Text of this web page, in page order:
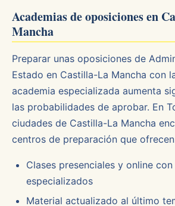
Academias de oposiciones en
Mancha
Preparar unas oposiciones de
Estado en Castilla-La Mancha con
academia especializada aumenta
las probabilidades de aprobar. En
ciudades de Castilla-La Mancha
centros de preparación que
Clases presenciales y online
especializados
Material actualizado al último